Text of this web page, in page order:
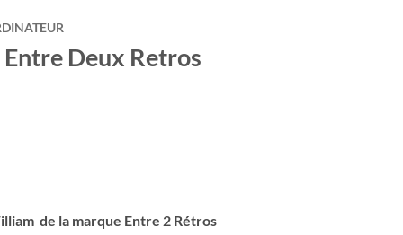
Deux Retros
de la marque Entre 2 Rétros